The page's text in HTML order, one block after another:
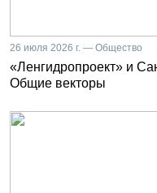
26 июля 2026 г. — Общество
«Ленгидропроект» и
Общие векторы